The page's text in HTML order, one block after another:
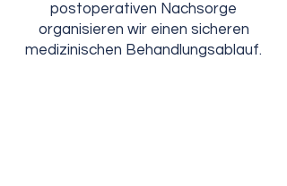
postoperativen Nachsorge
organisieren wir einen sicheren
medizinischen Behandlungsablauf.